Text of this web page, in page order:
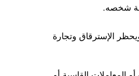
شخصه.
الإسترقاق وتجارة